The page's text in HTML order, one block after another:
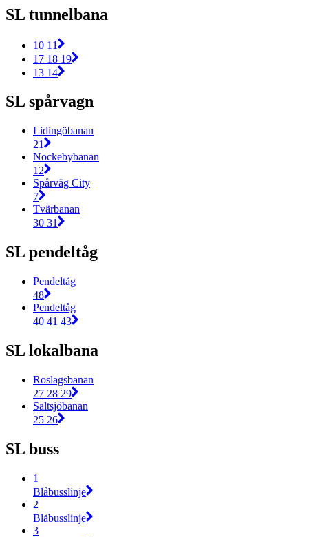
SL tunnelbana
10 11
17 18 19
13 14
SL spårvagn
Lidingöbanan
21
Nockebybanan
12
Spårväg City
7
Tvärbanan
30 31
SL pendeltåg
Pendeltåg
48
Pendeltåg
40 41 43
SL lokalbana
Roslagsbanan
27 28 29
Saltsjöbanan
25 26
SL buss
1
Blåbusslinje
2
Blåbusslinje
3